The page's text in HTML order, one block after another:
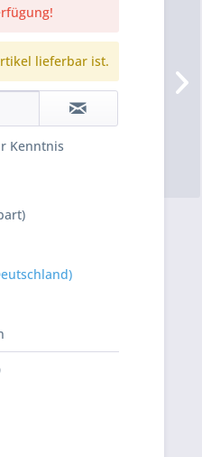
lieferbar ist.
Kenntnis